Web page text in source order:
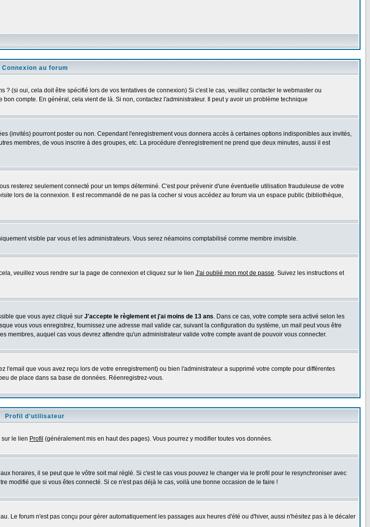
Connexion au forum
(si oui, cela doit être spécifié lors de vos tentatives de connexion) Si c'est le cas, veuillez contacter le webmaster ou
compte. En général, cela vient de là. Si non, contactez l'administrateur. Il peut y avoir un problème technique
(invités) pourront poster ou non. Cependant l'enregistrement vous donnera accès à certaines options indisponibles aux invités,
membres, de vous inscrire à des groupes, etc. La procédure d'enregistrement ne prend que deux minutes, aussi il est
resterez seulement connecté pour un temps déterminé. C'est pour prévenir d'une éventuelle utilisation frauduleuse de votre
lors de la connexion. Il est recommandé de ne pas la cocher si vous accédez au forum via un espace public (bibliothèque,
visible par vous et les administrateurs. Vous serez néamoins comptabilisé comme membre invisible.
veuillez vous rendre sur la page de connexion et cliquez sur le lien J'ai oublié mon mot de passe. Suivez les instructions et
que vous ayez cliqué sur J'accepte le règlement et j'ai moins de 13 ans. Dans ce cas, votre compte sera activé selon les
vous vous enregistrez, fournissez une adresse mail valide car, suivant la configuration du système, un mail peut vous être
auquel cas vous devrez attendre qu'un administrateur valide votre compte avant de pouvoir vous connecter.
l'email que vous avez reçu lors de votre enregistrement) ou bien l'administrateur a supprimé votre compte pour différentes
de place dans sa base de données. Réenregistrez-vous.
Profil d'utilisateur
le lien Profil (généralement mis en haut des pages). Vous pourrez y modifier toutes vos données.
horaires, il se peut que le vôtre soit mal réglé. Si c'est le cas vous pouvez le changer via le profil pour le resynchroniser avec
modifié que si vous êtes connecté. Si ce n'est pas déjà le cas, voilà une bonne occasion de le faire !
Le forum n'est pas conçu pour gérer automatiquement les passages aux heures d'été ou d'hiver, aussi n'hésitez pas à le décaler